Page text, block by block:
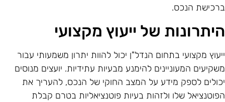
הנכס.
של ייעוץ מקצועי
מקצועי בתחום הנדל"ן יכול להוות יתרון משמעותי עבור
המעוניינים להימנע מבעיות עתידיות. יועצים מנוסים
לספק מידע על המצב החוקי של הנכס, להעריך את
שלו ולזהות בעיות פוטנציאליות בטרם קבלת